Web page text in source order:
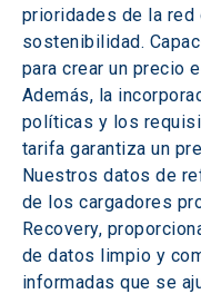
prioridades de la red
sostenibilidad.
para crear un precio
Además, la
políticas y los
tarifa garantiza un
Nuestros datos de
de los cargadores
Recovery,
de datos limpio y
informadas que se